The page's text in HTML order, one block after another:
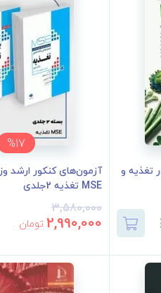
تغذیه و
%17
آزمون‌های کنکور ارشد
MSE تغذیه 2جلدی
3,580,000
2,990,000 تومان